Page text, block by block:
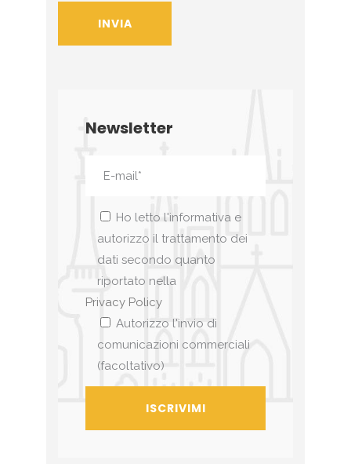
Newsletter
Ho letto l'informativa e
autorizzo il trattamento dei
dati secondo quanto
riportato nella
Privacy Policy
Autorizzo l'invio di
comunicazioni commerciali
(facoltativo)